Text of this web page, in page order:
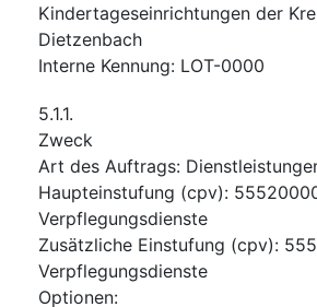
Kindertageseinrichtungen der
Dietzenbach
Interne Kennung: LOT-0000
5.1.1.
Zweck
Art des Auftrags:
Haupteinstufung (cpv):
Verpflegungsdienste
Zusätzliche Einstufung (cpv):
Verpflegungsdienste
Optionen: